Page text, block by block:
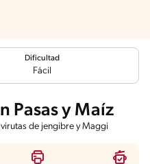
Dificultad
Fácil
Pasas y Maíz
de jengibre y Maggi